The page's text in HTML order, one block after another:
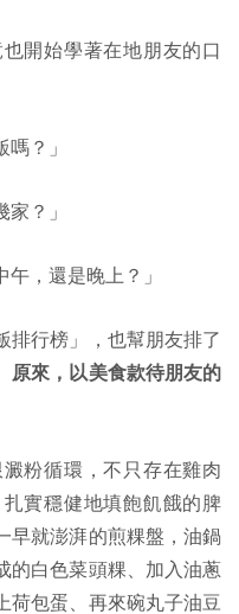
開始學著在地朋友的口
？」
？」
午，還是晚上？」
排行榜」，也幫朋友排了
原來，以美食款待朋友的
粉循環，不只存在雞肉
實穩健地填飽飢餓的脾
早就澎湃的煎粿盤，油鍋
的白色菜頭粿、加入油蔥
荷包蛋、再來碗丸子油豆